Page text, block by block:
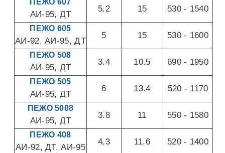
ПЕЖО 607
АИ-95, ДТ
5.2 15 530 - 1540
ПЕЖО 605
АИ-92, АИ-95, ДТ
5 15 530 - 1600
ПЕЖО 508
АИ-95, ДТ
3.4 10.5 690 - 1950
ПЕЖО 505
АИ-95, ДТ
6 13.4 520 - 1170
ПЕЖО 5008
АИ-95, ДТ
3.8 11 550 - 1580
ПЕЖО 408
АИ-92, ДТ, АИ-95
4.3 11.6 520 - 1400